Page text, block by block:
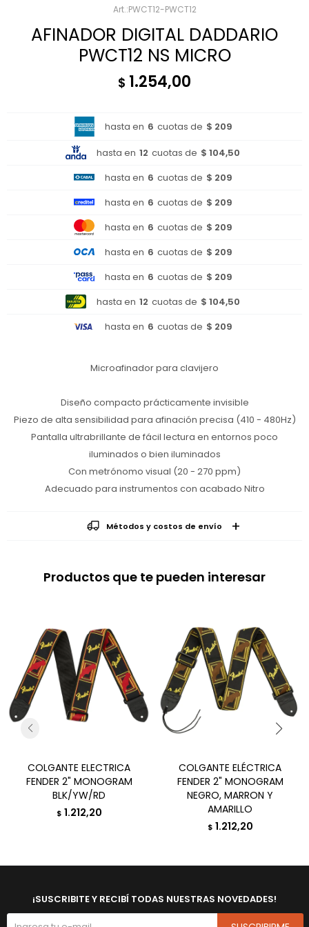
PWCT12-PWCT12
AFINADOR DIGITAL DADDARIO
PWCT12 NS MICRO
$ 1.254,00
hasta en 6 cuotas de $ 209
hasta en 12 cuotas de $ 104,50
hasta en 6 cuotas de $ 209
hasta en 6 cuotas de $ 209
hasta en 6 cuotas de $ 209
hasta en 6 cuotas de $ 209
hasta en 6 cuotas de $ 209
hasta en 12 cuotas de $ 104,50
hasta en 6 cuotas de $ 209
Microafinador para clavijero
Diseño compacto prácticamente invisible
Piezo de alta sensibilidad para afinación precisa (410 - 480Hz)
Pantalla ultrabrillante de fácil lectura en entornos poco
iluminados o bien iluminados
Con metrónomo visual (20 - 270 ppm)
Adecuado para instrumentos con acabado Nitro
Métodos y costos de envío
Productos que te pueden interesar
COLGANTE ELECTRICA
FENDER 2" MONOGRAM
BLK/YW/RD
$ 1.212,20
COLGANTE ELÉCTRICA
FENDER 2" MONOGRAM
NEGRO, MARRON Y
AMARILLO
$ 1.212,20
¡SUSCRIBITE Y RECIBÍ TODAS NUESTRAS NOVEDADES!